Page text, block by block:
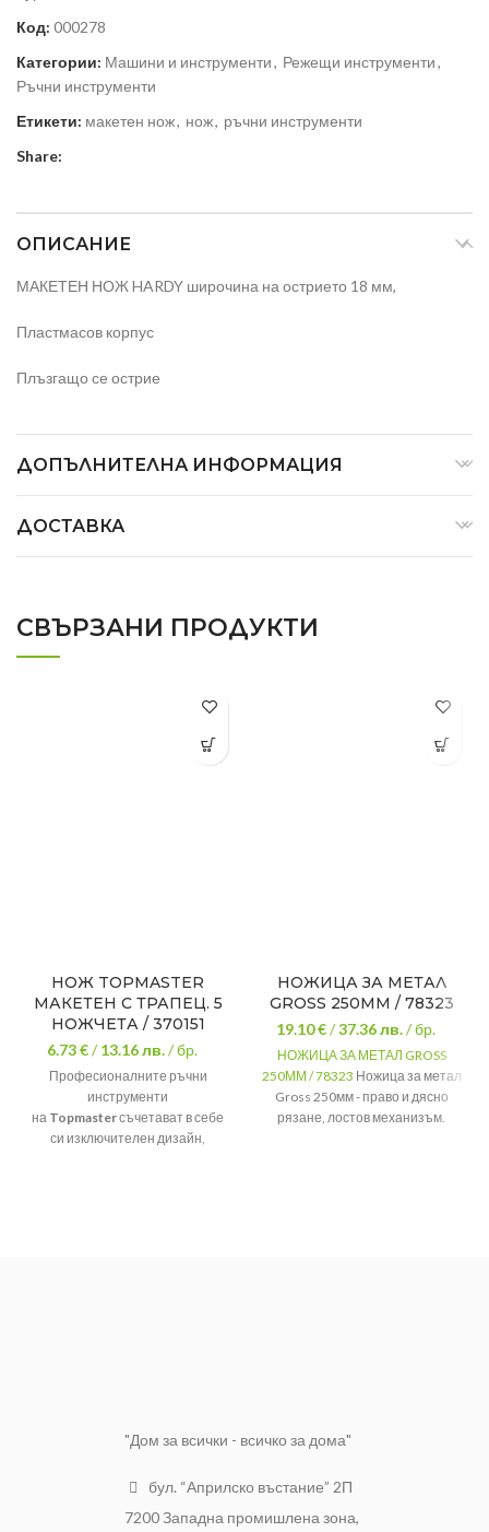
Код: 000278
Категории: Машини и инструменти, Режещи инструменти,
Ръчни инструменти
Етикети: макетен нож, нож, ръчни инструменти
Share:
ОПИСАНИЕ
МАКЕТЕН НОЖ HARDY широчина на острието 18 мм,
Пластмасов корпус
Плъзгащо се острие
ДОПЪЛНИТЕЛНА ИНФОРМАЦИЯ
ДОСТАВКА
СВЪРЗАНИ ПРОДУКТИ
НОЖ TOPMASTER
МАКЕТЕН С ТРАПЕЦ. 5
НОЖЧЕТА / 370151
6.73 €/13.16лв./ бр.
Професионалните ръчни
инструменти
на Topmasterсъчетават в себе
си изключителен дизайн,
НОЖИЦА ЗА МЕТАЛ
GROSS 250ММ / 78323
19.10 €/37.36лв./ бр.
НОЖИЦА ЗА МЕТАЛ GROSS
250ММ / 78323 Ножица за метал
Gross 250мм - право и дясно
рязане, лостов механизъм.
"Дом за всички - всичко за дома"
бул. “Априлско въстание” 2П
7200 Западна промишлена зона,